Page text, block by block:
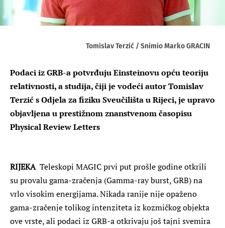
Tomislav Terzić / Snimio Marko GRACIN
Podaci iz GRB-a potvrđuju Einsteinovu opću teoriju
relativnosti, a studija, čiji je vodeći autor Tomislav
Terzić s Odjela za fiziku Sveučilišta u Rijeci, je upravo
objavljena u prestižnom znanstvenom časopisu
Physical Review Letters
RIJEKATeleskopi MAGIC prvi put prošle godine otkrili
su provalu gama-zračenja (Gamma-ray burst, GRB) na
vrlo visokim energijama. Nikada ranije nije opaženo
gama-zračenje tolikog intenziteta iz kozmičkog objekta
ove vrste, ali podaci iz GRB-a otkrivaju još tajni svemira